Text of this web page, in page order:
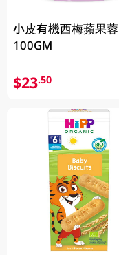
小皮有機西梅蘋果蓉
100GM
$23.50